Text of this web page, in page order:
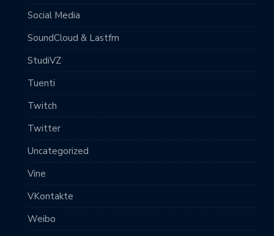
Social Media
SoundCloud & Lastfm
StudiVZ
Tuenti
Twitch
Twitter
Uncategorized
Vine
VKontakte
Weibo